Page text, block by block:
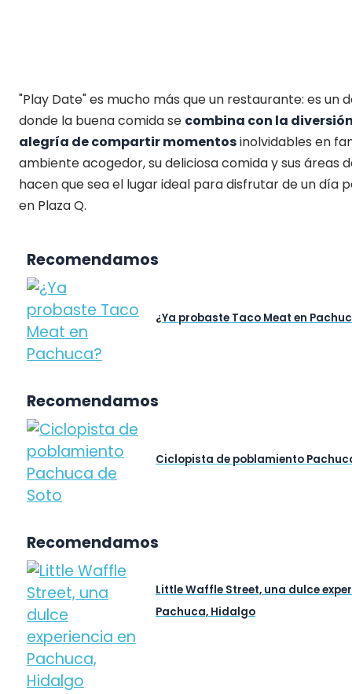
"Play Date" es mucho más que un restaurante: es un
donde la buena comida se combina con la
alegría de compartir momentosinolvidables en
ambiente acogedor, su deliciosa comida y sus áreas
hacen que sea el lugar ideal para disfrutar de un día
en Plaza Q.
Recomendamos
¿Ya probaste Taco Meat en
Recomendamos
Ciclopista de poblamiento
Recomendamos
Little Waffle Street, una dulce
Pachuca, Hidalgo